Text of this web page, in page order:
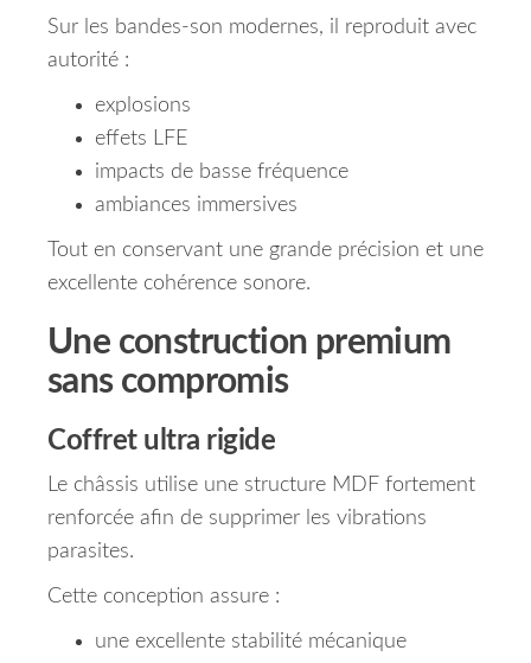
Sur les bandes-son modernes, il reproduit avec
autorité :
explosions
effets LFE
impacts de basse fréquence
ambiances immersives
Tout en conservant une grande précision et une
excellente cohérence sonore.
Une construction premium
sans compromis
Coffret ultra rigide
Le châssis utilise une structure MDF fortement
renforcée afin de supprimer les vibrations
parasites.
Cette conception assure :
une excellente stabilité mécanique